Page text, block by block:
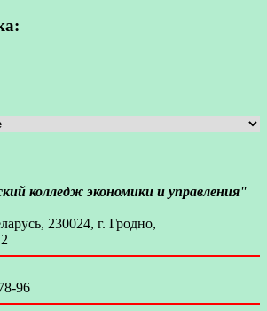
колледж экономики и управления"
230024, г. Гродно,
96